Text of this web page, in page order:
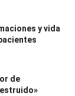
y vida
de